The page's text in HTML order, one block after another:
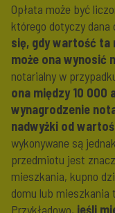
Opłata może być
którego dotyczy dana
się, gdy wartość ta
może ona wynosić
notarialny w
ona między 10 000
wynagrodzenie
nadwyżki od
wykonywane są
przedmiotu jest
mieszkania, kupno
domu lub
Przykładowo, jeśli